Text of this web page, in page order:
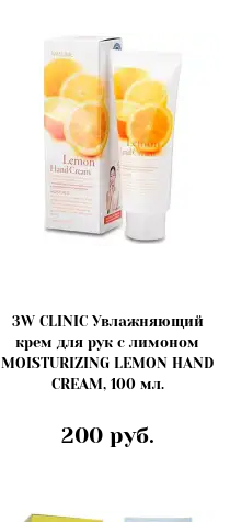
3W CLINIC Увлажняющий
крем для рук с лимоном
MOISTURIZING LEMON HAND
CREAM, 100 мл.
200 руб.